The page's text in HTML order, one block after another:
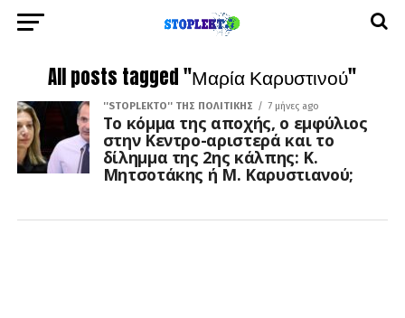
All posts tagged "Μαρία Καρυστινού"
''STOPLEKTO'' ΤΗΣ ΠΟΛΙΤΙΚΗΣ 7 μήνες ago
Το κόμμα της αποχής, ο εμφύλιος
στην Κεντρο-αριστερά και το
δίλημμα της 2ης κάλπης: Κ.
Μητσοτάκης ή Μ. Καρυστιανού;